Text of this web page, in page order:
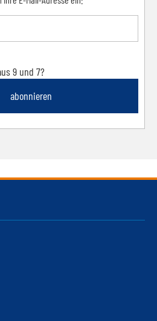
9 und 7?
abonnieren